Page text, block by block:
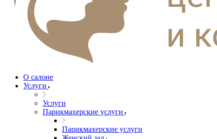
О салоне
Услуги
Услуги
Парикмахерские услуги
Парикмахерские услуги